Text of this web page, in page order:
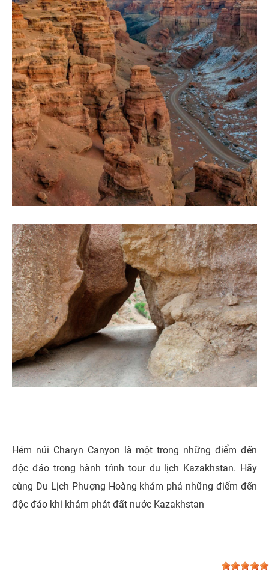
Hẻm núi Charyn Canyon là một trong những điểm đến
độc đáo trong hành trình tour du lịch Kazakhstan. Hãy
cùng Du Lịch Phượng Hoàng khám phá những điểm đến
độc đáo khi khám phát đất nước Kazakhstan